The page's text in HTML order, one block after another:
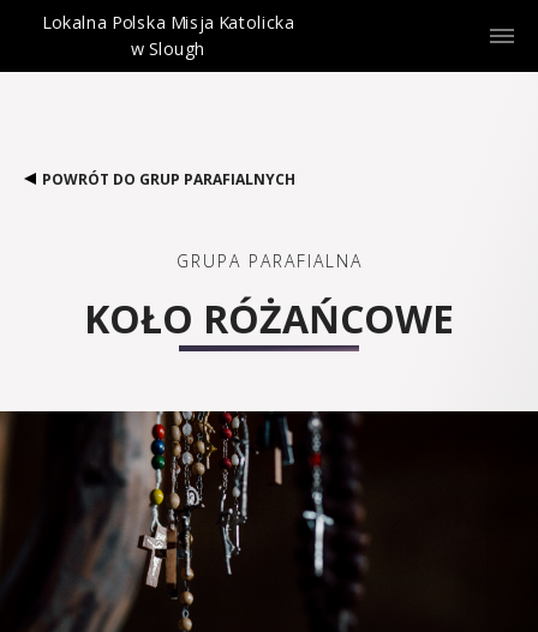
Lokalna Polska Misja Katolicka
w Slough
POWRÓT DO GRUP PARAFIALNYCH
GRUPA PARAFIALNA
KOŁO RÓŻAŃCOWE